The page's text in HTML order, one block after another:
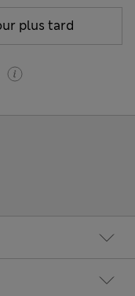
plus tard